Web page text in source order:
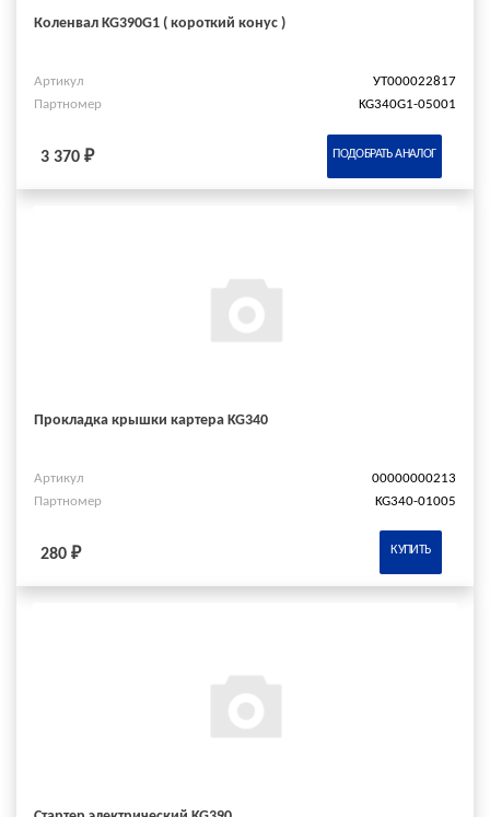
Коленвал KG390G1 ( короткий конус )
Артикул
УТ000022817
Партномер
KG340G1-05001
3 370 ₽ ПОДОБРАТЬ АНАЛОГ
Прокладка крышки картера KG340
Артикул
00000000213
Партномер
KG340-01005
280 ₽ КУПИТЬ